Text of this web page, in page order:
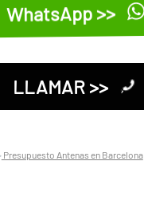
WhatsApp >>
LLAMAR >>
Presupuesto Antenas en Barcelona